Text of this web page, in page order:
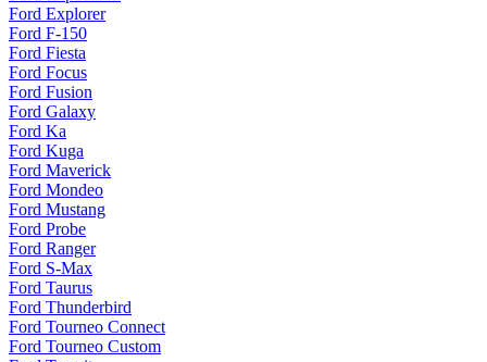
Ford Explorer
Ford F-150
Ford Fiesta
Ford Focus
Ford Fusion
Ford Galaxy
Ford Ka
Ford Kuga
Ford Maverick
Ford Mondeo
Ford Mustang
Ford Probe
Ford Ranger
Ford S-Max
Ford Taurus
Ford Thunderbird
Ford Tourneo Connect
Ford Tourneo Custom